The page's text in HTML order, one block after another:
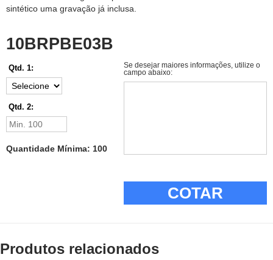
sintético uma gravação já inclusa.
10BRPBE03B
Qtd. 1:
Qtd. 2:
Quantidade Mínima: 100
Se desejar maiores informações, utilize o
campo abaixo:
COTAR
Produtos relacionados